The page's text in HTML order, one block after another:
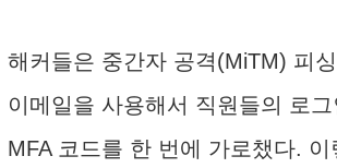
해커들은 중간자 공격(MiTM) 피
이메일을 사용해서 직원들의 로
MFA 코드를 한 번에 가로챘다. 이